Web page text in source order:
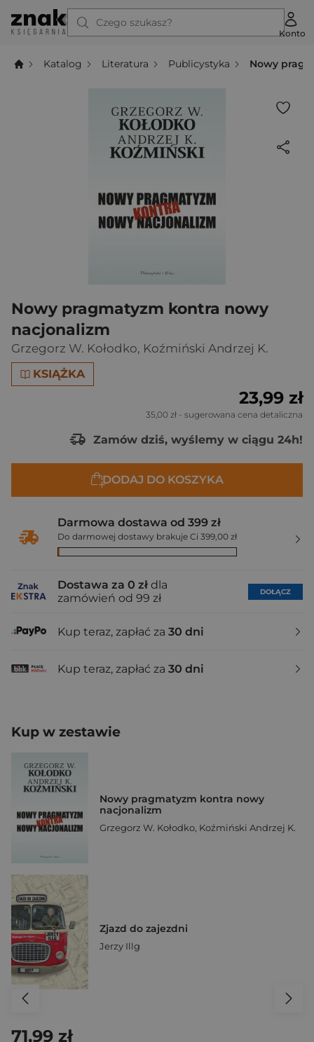
Czego szukasz?
Konto
Katalog Literatura Publicystyka Nowy
Nowy pragmatyzm kontra nowy
nacjonalizm
Grzegorz W. Kołodko, Koźmiński Andrzej K.
KSIĄŻKA
23,99 zł
35,00 zł - sugerowana cena detaliczna
Zamów dziś, wyślemy w ciągu 24h!
DODAJ DO KOSZYKA
Darmowa dostawa od 399 zł
Do darmowej dostawy brakuje Ci 399,00 zł
Dostawa za 0 zł dla
zamówień od 99 zł
DOŁĄCZ
Kup teraz, zapłać za 30 dni
Kup teraz, zapłać za 30 dni
Kup w zestawie
Nowy pragmatyzm kontra nowy
nacjonalizm
Grzegorz W. Kołodko, Koźmiński Andrzej K.
Zjazd do zajezdni
Jerzy Illg
71,99 zł